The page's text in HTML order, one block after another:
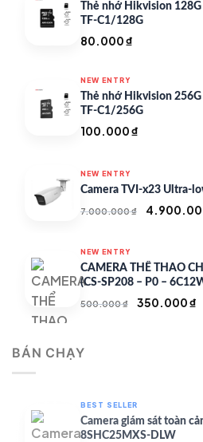
Thẻ nhớ Hikvision
TF-C1/128G
80.000₫
NEW ENTRY
Thẻ nhớ Hikvision
TF-C1/256G
100.000₫
NEW ENTRY
Camera TVI-x23 Ultra-
7.000.000₫
Giá
NEW ENTRY
CAMERA THỂ THAO
(CS-SP208 – P0 –
500.000₫
Giá
350.000₫
BÁN CHẠY
BEST SELLER
Camera giám sát toàn
8SHC25MXS-DLW